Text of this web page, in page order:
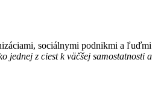
sociálnymi podnikmi a ľuďmi
jednej z ciest k väčšej samostatnosti a